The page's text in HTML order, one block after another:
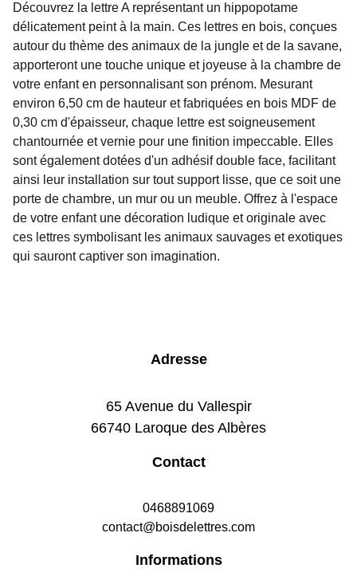
Découvrez la lettre A représentant un hippopotame
délicatement peint à la main. Ces lettres en bois, conçues
autour du thème des animaux de la jungle et de la savane,
apporteront une touche unique et joyeuse à la chambre de
votre enfant en personnalisant son prénom. Mesurant
environ 6,50 cm de hauteur et fabriquées en bois MDF de
0,30 cm d'épaisseur, chaque lettre est soigneusement
chantournée et vernie pour une finition impeccable. Elles
sont également dotées d'un adhésif double face, facilitant
ainsi leur installation sur tout support lisse, que ce soit une
porte de chambre, un mur ou un meuble. Offrez à l'espace
de votre enfant une décoration ludique et originale avec
ces lettres symbolisant les animaux sauvages et exotiques
qui sauront captiver son imagination.
Adresse
65 Avenue du Vallespir
66740 Laroque des Albères
Contact
0468891069
contact@boisdelettres.com
Informations